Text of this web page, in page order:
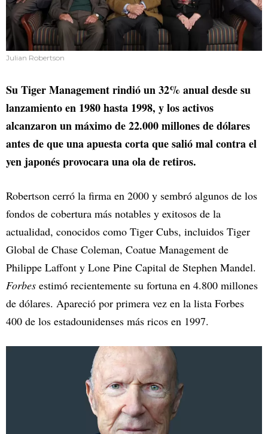
Julian Robertson
Su Tiger Management rindió un 32% anual desde su
lanzamiento en 1980 hasta 1998, y los activos
alcanzaron un máximo de 22.000 millones de dólares
antes de que una apuesta corta que salió mal contra el
yen japonés provocara una ola de retiros.
Robertson cerró la firma en 2000 y sembró algunos de los
fondos de cobertura más notables y exitosos de la
actualidad, conocidos como Tiger Cubs, incluidos Tiger
Global de Chase Coleman, Coatue Management de
Philippe Laffont y Lone Pine Capital de Stephen Mandel.
Forbes estimó recientemente su fortuna en 4.800 millones
de dólares. Apareció por primera vez en la lista Forbes
400 de los estadounidenses más ricos en 1997.